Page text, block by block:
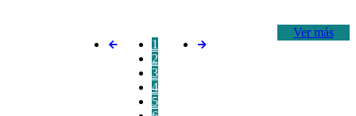
Ver más
1
2
3
4
5